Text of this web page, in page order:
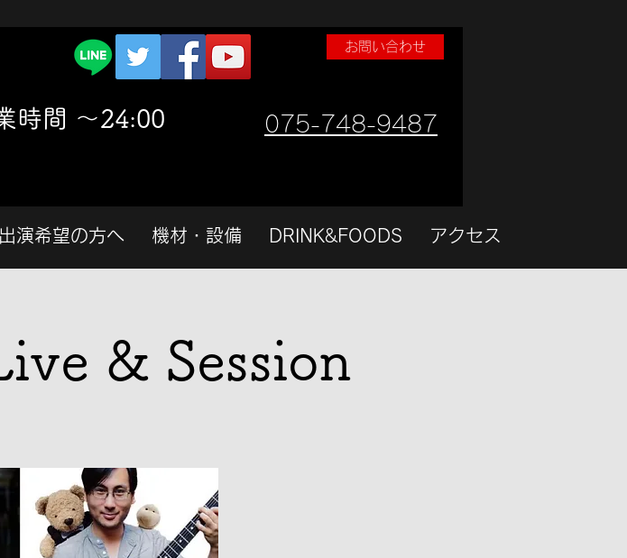
お問い合わせ
時間 〜24:00 075-748-9487
演希望の方へ 機材・設備 DRINK&FOODS アクセス
& Session